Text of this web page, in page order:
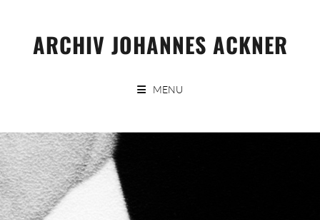
contentARCHIV JOHANNES ACKNER
MENU